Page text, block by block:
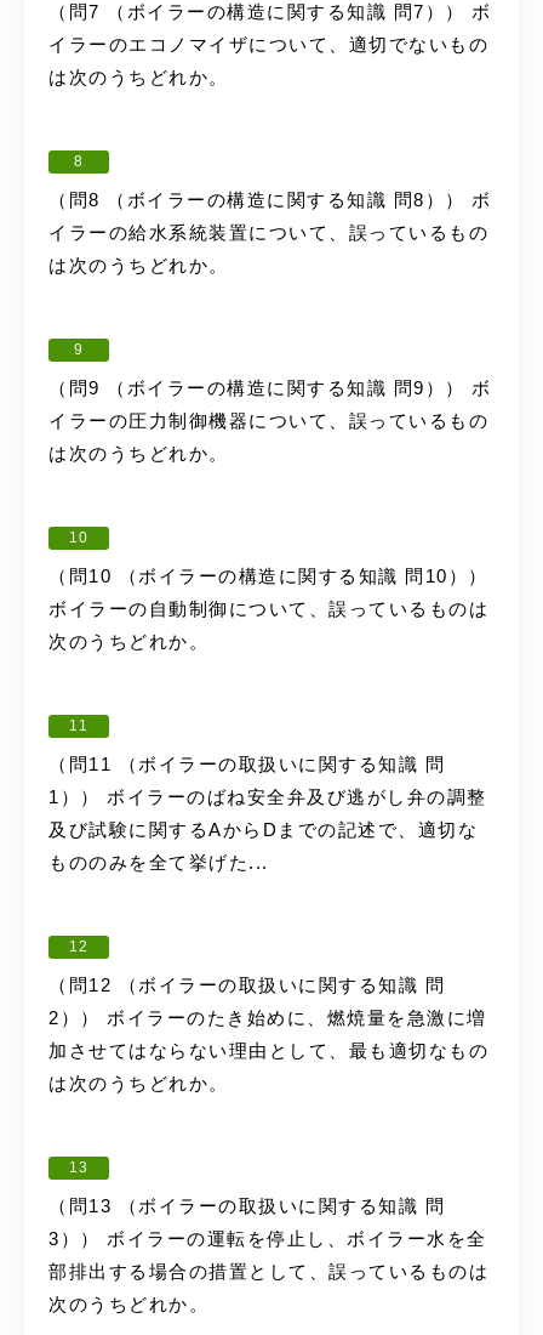
（問7 （ボイラーの構造に関する知識 問7）） ボ
イラーのエコノマイザについて、適切でないもの
は次のうちどれか。
8
（問8 （ボイラーの構造に関する知識 問8）） ボ
イラーの給水系統装置について、誤っているもの
は次のうちどれか。
9
（問9 （ボイラーの構造に関する知識 問9）） ボ
イラーの圧力制御機器について、誤っているもの
は次のうちどれか。
10
（問10 （ボイラーの構造に関する知識 問10））
ボイラーの自動制御について、誤っているものは
次のうちどれか。
11
（問11 （ボイラーの取扱いに関する知識 問
1）） ボイラーのばね安全弁及び逃がし弁の調整
及び試験に関するAからDまでの記述で、適切な
もののみを全て挙げた...
12
（問12 （ボイラーの取扱いに関する知識 問
2）） ボイラーのたき始めに、燃焼量を急激に増
加させてはならない理由として、最も適切なもの
は次のうちどれか。
13
（問13 （ボイラーの取扱いに関する知識 問
3）） ボイラーの運転を停止し、ボイラー水を全
部排出する場合の措置として、誤っているものは
次のうちどれか。